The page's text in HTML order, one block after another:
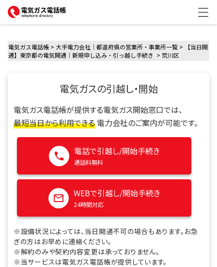
電気ガス電話帳 > 大手電力会社｜都道府県の営業所・事業所一覧 >
【当日開
通】東京都の電気開通｜新規申し込み・引っ越し手続き > 荒川区
電気ガスの引越し・開始
電気ガス電話帳が提供する電気ガス開始窓口では、
最短当日から利用できる 電力会社のご案内が可能です。
電話で引越し/開始手続き
通話料無料
WEBで引越し/開始手続き
24時間対応
※設備状況によっては、当日開通不可の場合もあります。お急
ぎの方はお早めに連絡ください。
※解約のみや契約内容変更は承っておりません。
※当サービスは電気ガス電話帳が提供しています。